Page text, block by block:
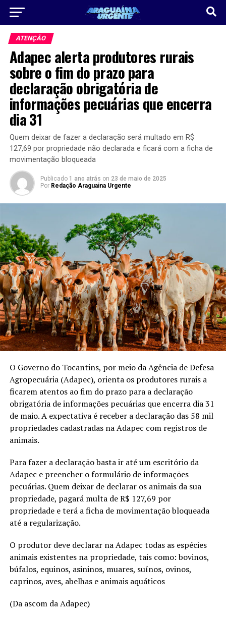
ATENÇÃO
Adapec alerta produtores rurais
sobre o fim do prazo para
declaração obrigatória de
informações pecuárias que encerra
dia 31
Quem deixar de fazer a declaração será multado em R$
127,69 por propriedade não declarada e ficará com a ficha de
movimentação bloqueada
Publicado 1 ano atrás on 23 de maio de 2025
Por Redação Araguaina Urgente
O Governo do Tocantins, por meio da Agência de Defesa
Agropecuária (Adapec), orienta os produtores rurais a
ficarem atentos ao fim do prazo para a declaração
obrigatória de informações pecuárias que encerra dia 31
de maio. A expectativa é receber a declaração das 58 mil
propriedades cadastradas na Adapec com registros de
animais.
Para fazer a declaração basta ir até um escritório da
Adapec e preencher o formulário de informações
pecuárias. Quem deixar de declarar os animais da sua
propriedade, pagará multa de R$ 127,69 por
propriedade e terá a ficha de movimentação bloqueada
até a regularização.
O produtor deve declarar na Adapec todas as espécies
animais existentes na propriedade, tais como: bovinos,
búfalos, equinos, asininos, muares, suínos, ovinos,
caprinos, aves, abelhas e animais aquáticos
(Da ascom da Adapec)